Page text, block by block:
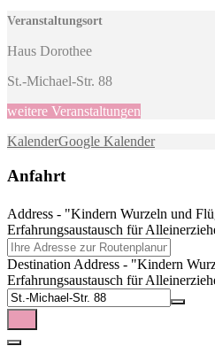
Veranstaltungsort
Haus Dorothee
St.-Michael-Str. 88
weitere Veranstaltungen
KalenderGoogle Kalender
Anfahrt
Address - "Kindern Wurzeln und
Erfahrungsaustausch für
Destination Address - "Kindern
Erfahrungsaustausch für